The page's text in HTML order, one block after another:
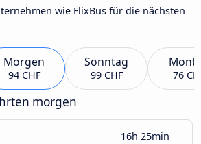
wie FlixBus für die nächsten
Morgen
94 CHF
Sonntag
99 CHF 76
morgen
16h 25min